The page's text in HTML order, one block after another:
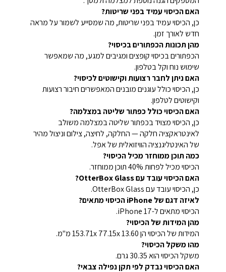
האם הכיסוי עמיד בפני שריטות?
כן, הכיסוי עמיד בפני שריטות, מה שמסייע לשמור על מראה
חדש לאורך זמן.
מהן תכונות הכפתורים בכיסוי?
הכפתורים בכיסוי קופצים ומגיבים למגע, מה שמאפשר
שימוש נוח וקל בטלפון.
האם ניתן לחבר רצועות וקישוטים לכיסוי?
כן, הכיסוי כולל עוגנים מובנים המאפשרים חיבור רצועות
וקישוטים לטלפון.
האם הכיסוי כולל כפתור שליטה במצלמה?
כן, הכיסוי מצויד בכפתור שליטה במצלמה משולב
לאינטראקציה חלקה — החלקה, לחיצה, צילום וניצול מהיר
של האינטליגנציה הוויזואלית של אפל.
כמה תוכן ממוחזר מכיל הכיסוי?
הכיסוי מכיל לפחות 40% תוכן ממוחזר.
האם הכיסוי עובד עם OtterBox Glass?
כן, הכיסוי עובד עם OtterBox Glass.
לאיזה דגם של iPhone הכיסוי מתאים?
הכיסוי מתאים ל-iPhone 17.
מהן המידות של הכיסוי?
המידות של הכיסוי הן 153.71x 77.15x 13.60 מ"מ.
מהו משקל הכיסוי?
משקל הכיסוי הוא 30.35 גרם.
האם הכיסוי נבדק לפי תקן נפילה צבאי?